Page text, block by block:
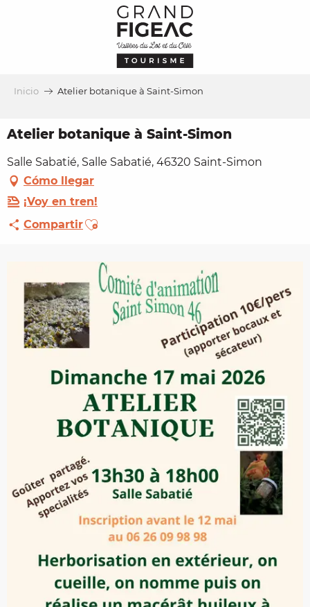
Inicio Atelier botanique à Saint-Simon
Atelier botanique à Saint-Simon
Salle Sabatié, Salle Sabatié, 46320 Saint-Simon
Cómo llegar
¡Voy en tren!
CompartirAjouter aux favoris